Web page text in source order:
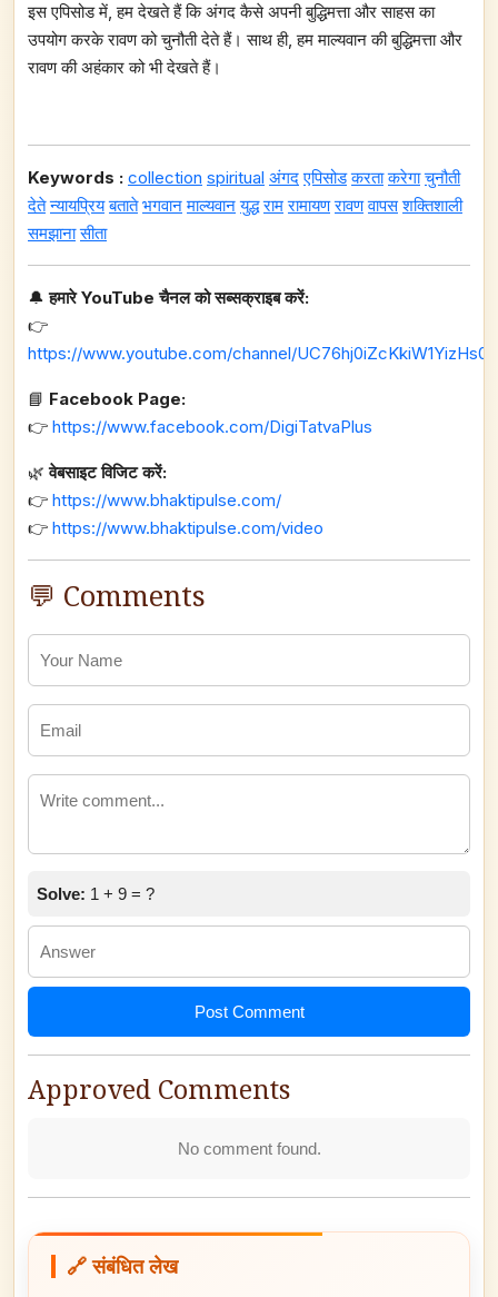
इस एपिसोड में, हम देखते हैं कि अंगद कैसे अपनी बुद्धिमत्ता और साहस का
उपयोग करके रावण को चुनौती देते हैं। साथ ही, हम माल्यवान की बुद्धिमत्ता और
रावण की अहंकार को भी देखते हैं।
Keywords : collection spiritual अंगद एपिसोड करता करेगा चुनौती
देते न्यायप्रिय बताते भगवान माल्यवान युद्ध राम रामायण रावण वापस शक्तिशाली
समझाना सीता
🔔हमारे YouTube चैनल को सब्सक्राइब करें:
👉
https://www.youtube.com/channel/
📘 Facebook Page:
👉 https://www.facebook.com/DigiTatvaPlus
🌿वेबसाइट विजिट करें:
👉 https://www.bhaktipulse.com/
👉 https://www.bhaktipulse.com/video
💬 Comments
Solve: 1 + 9 = ?
Post Comment
Approved Comments
No comment found.
🔗 संबंधित लेख